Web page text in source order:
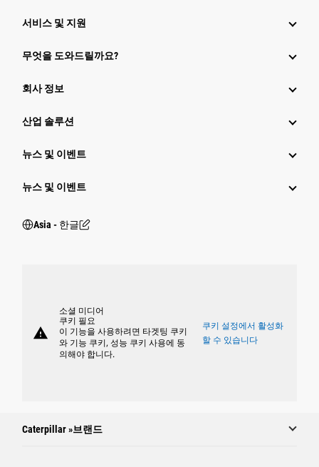
서비스 및 지원
무엇을 도와드릴까요?
회사 정보
산업 솔루션
뉴스 및 이벤트
뉴스 및 이벤트
Asia - 한글
warning
소셜 미디어
쿠키 필요
이 기능을 사용하려면 타겟팅 쿠키
와 기능 쿠키, 성능 쿠키 사용에 동
의해야 합니다.
쿠키 설정에서 활성화
할 수 있습니다
Caterpillar »브랜드